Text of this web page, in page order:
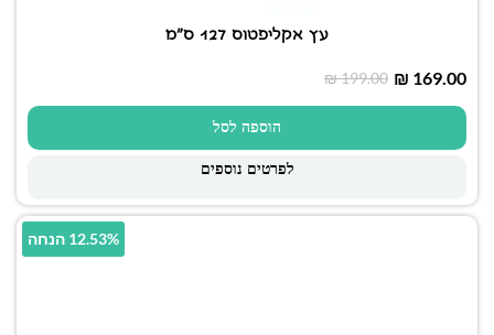
עץ אקליפטוס 127 ס"מ
₪199.00 ₪ 169.00
הוספה לסל
לפרטים נוספים
12.53% הנחה